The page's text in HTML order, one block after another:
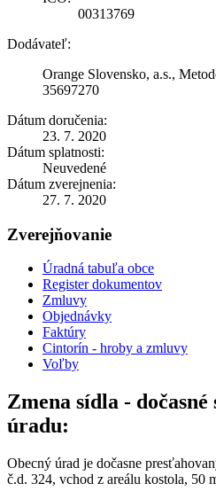
00313769
Dodávateľ:
Orange Slovensko, a.s.,
35697270
Dátum doručenia:
23. 7. 2020
Dátum splatnosti:
Neuvedené
Dátum zverejnenia:
27. 7. 2020
Zverejňovanie
Úradná tabuľa obce
Register dokumentov
Zmluvy
Objednávky
Faktúry
Cintorín - hroby a zmluvy
Voľby
Zmena sídla - dočasné
úradu:
Obecný úrad je dočasne
č.d. 324, vchod z areálu kostola, 50